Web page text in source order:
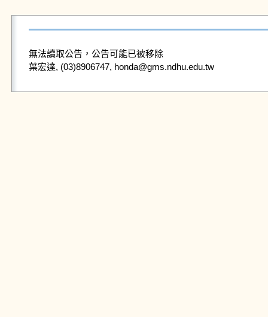
無法讀取公告，公告可能已被移除
葉宏達, (03)8906747, honda@gms.ndhu.edu.tw